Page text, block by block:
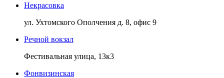
Некрасовка
ул. Ухтомского Ополчения д. 8, офис 9
Речной вокзал
Фестивальная улица, 13к3
Фонвизинская